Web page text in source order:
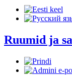
Ruumid ja